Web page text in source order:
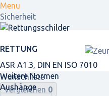
Menu
Sicherheit
RETTUNG
ASR A1.3, DIN EN ISO 7010
Weitere Normen
Aushänge
Wunschliste
Vergleichen 0